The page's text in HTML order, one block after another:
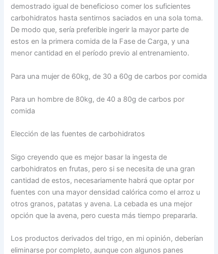
demostrado igual de beneficioso comer los suficientes
carbohidratos hasta sentirnos saciados en una sola toma.
De modo que, sería preferible ingerir la mayor parte de
estos en la primera comida de la Fase de Carga, y una
menor cantidad en el período previo al entrenamiento.
Para una mujer de 60kg, de 30 a 60g de carbos por comida
Para un hombre de 80kg, de 40 a 80g de carbos por
comida
Elección de las fuentes de carbohidratos
Sigo creyendo que es mejor basar la ingesta de
carbohidratos en frutas, pero si se necesita de una gran
cantidad de estos, necesariamente habrá que optar por
fuentes con una mayor densidad calórica como el arroz u
otros granos, patatas y avena. La cebada es una mejor
opción que la avena, pero cuesta más tiempo prepararla.
Los productos derivados del trigo, en mi opinión, deberían
eliminarse por completo, aunque con algunos panes